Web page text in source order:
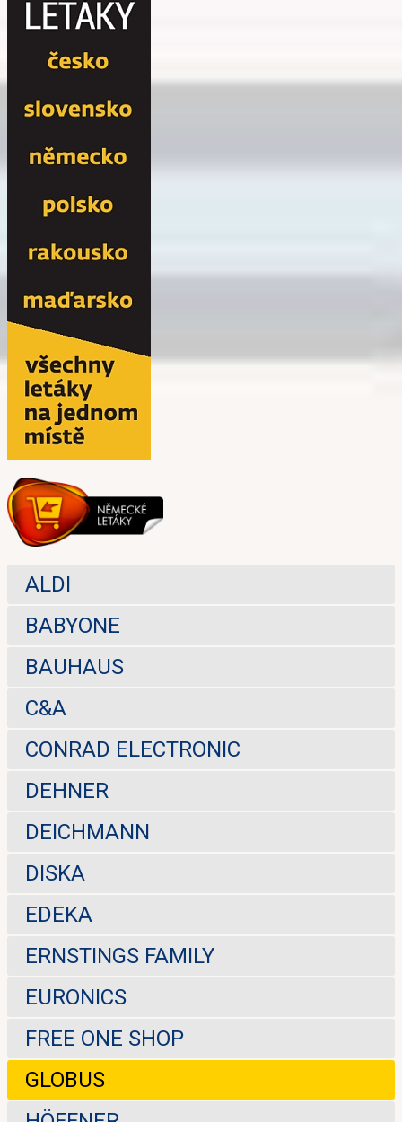
ALDI
BABYONE
BAUHAUS
C&A
CONRAD ELECTRONIC
DEHNER
DEICHMANN
DISKA
EDEKA
ERNSTINGS FAMILY
EURONICS
FREE ONE SHOP
GLOBUS